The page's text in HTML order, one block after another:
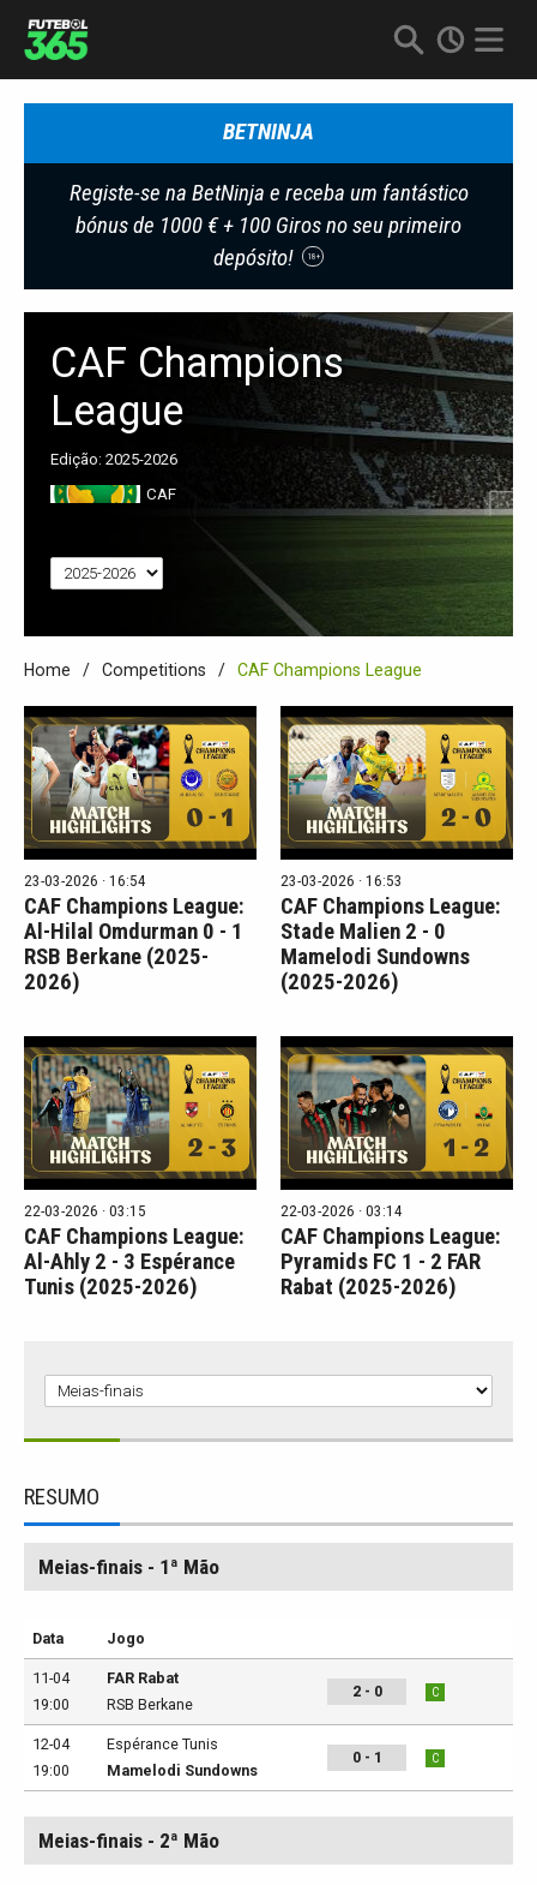
BETNINJA
Registe-se na BetNinja e receba um fantástico
bónus de 1000 € + 100 Giros no seu primeiro
depósito!
18+
CAF Champions
League
Edição: 2025-2026
CAF
Home Competitions CAF Champions League
23-03-2026 · 16:54
CAF Champions League:
Al-Hilal Omdurman 0 - 1
RSB Berkane (2025-
2026)
23-03-2026 · 16:53
CAF Champions League:
Stade Malien 2 - 0
Mamelodi Sundowns
(2025-2026)
22-03-2026 · 03:15
CAF Champions League:
Al-Ahly 2 - 3 Espérance
Tunis (2025-2026)
22-03-2026 · 03:14
CAF Champions League:
Pyramids FC 1 - 2 FAR
Rabat (2025-2026)
RESUMO
Meias-finais - 1ª Mão
Data Jogo
11-04
19:00
FAR Rabat
RSB Berkane
2 - 0 C
12-04
19:00
Espérance Tunis
Mamelodi Sundowns
0 - 1 C
Meias-finais - 2ª Mão